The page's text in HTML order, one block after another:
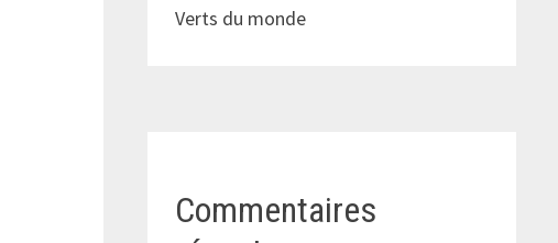
Verts du monde
Commentaires